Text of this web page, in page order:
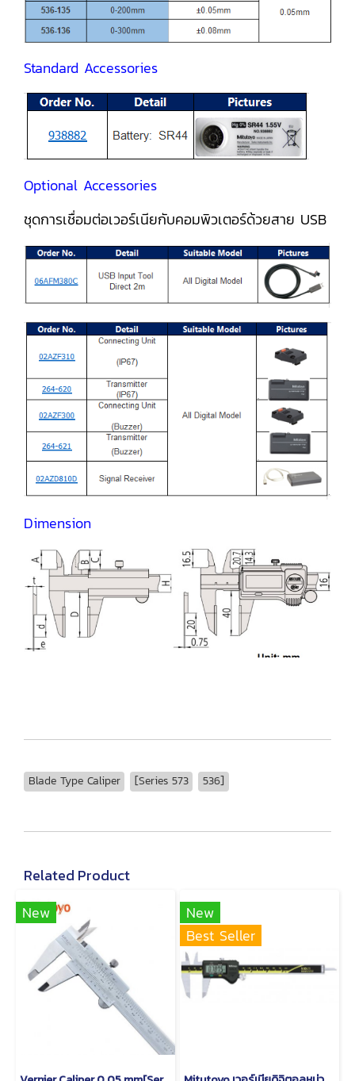
Standard Accessories
Optional Accessories
ชุดการเชื่อมต่อเวอร์เนียกับคอมพิวเตอร์ด้วยสาย USB
Dimension
Blade Type Caliper [Series 573 536]
Related Product
New
New
Best Seller